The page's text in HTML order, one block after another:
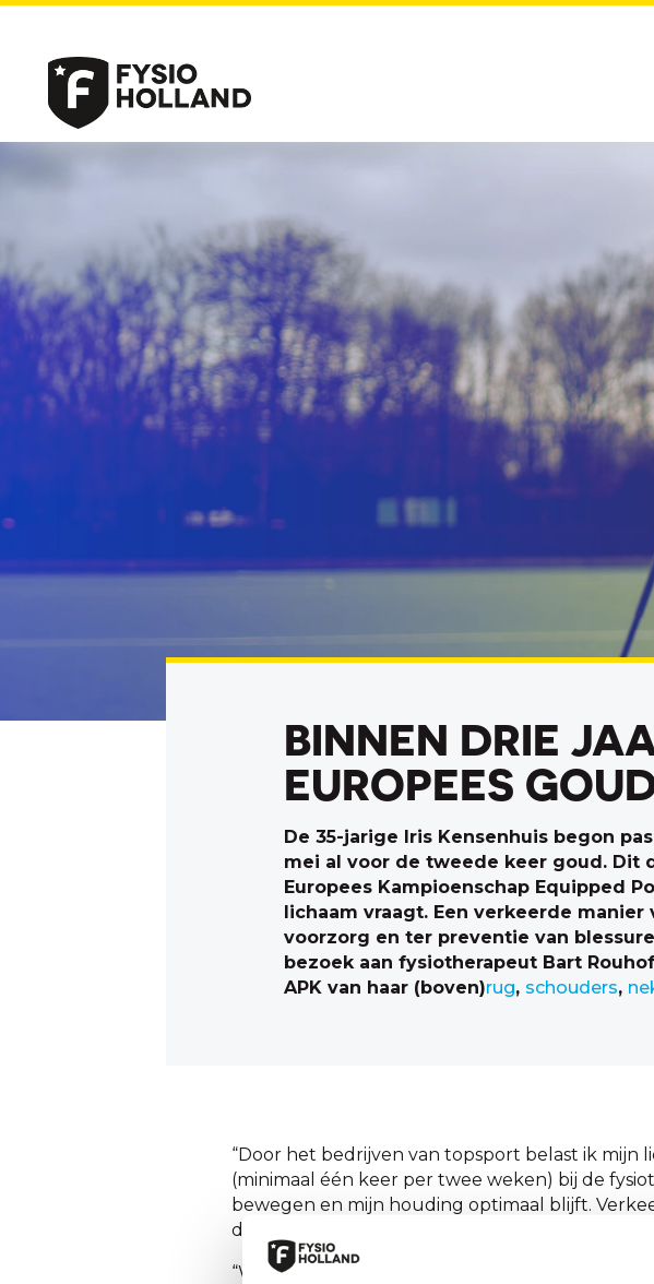
BINNEN DRIE
EUROPEES
De 35-jarige Iris Kensenhuis begon
mei al voor de tweede keer goud.
Europees Kampioenschap Equipped
lichaam vraagt. Een verkeerde
voorzorg en ter preventie van
bezoek aan fysiotherapeut Bart
APK van haar (boven)rug, schouders,
“Door het bedrijven van topsport belast ik mijn
(minimaal één keer per twee weken) bij de
bewegen en mijn houding optimaal blijft.
de fysio uit voorzorg een algehele check te
“Wanneer ik zonder supervisie van de fysio en